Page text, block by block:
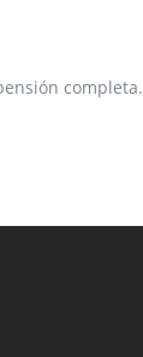
completa.